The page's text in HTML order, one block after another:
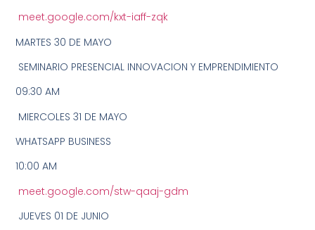
meet.google.com/kxt-iaff-zqk
️MARTES 30 DE MAYO
SEMINARIO PRESENCIAL INNOVACION Y EMPRENDIMIENTO
09:30 AM
️ MIERCOLES 31 DE MAYO
WHATSAPP BUSINESS
10:00 AM
meet.google.com/stw-qaaj-gdm
️ JUEVES 01 DE JUNIO